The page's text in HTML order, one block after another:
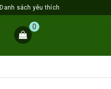
Danh sách yêu thích
0